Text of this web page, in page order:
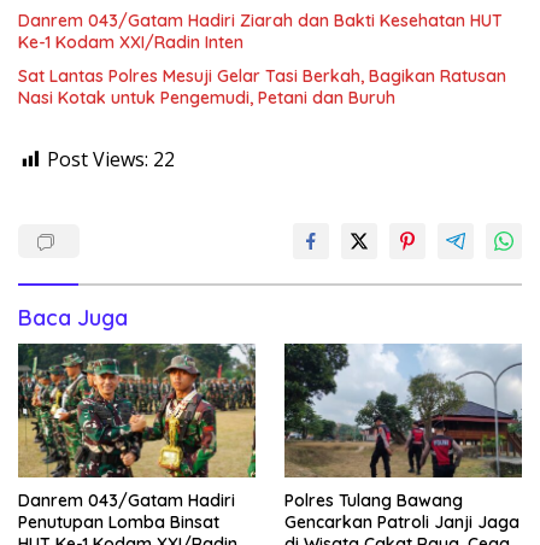
Danrem 043/Gatam Hadiri Ziarah dan Bakti Kesehatan HUT
Ke-1 Kodam XXI/Radin Inten
Sat Lantas Polres Mesuji Gelar Tasi Berkah, Bagikan Ratusan
Nasi Kotak untuk Pengemudi, Petani dan Buruh
Post Views: 22
Baca Juga
Danrem 043/Gatam Hadiri
Penutupan Lomba Binsat
Polres Tulang Bawang
Gencarkan Patroli Janji Jaga